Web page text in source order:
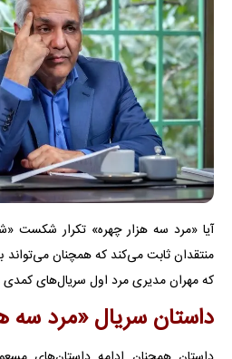
آیا «مرد سه هزار چهره» تکرار شکست
منتقدان ثابت می‌کند که همچنان می‌تواند
که مهران مدیری مرد اول سریال‌های کمدی
داستان سریال «مرد سه